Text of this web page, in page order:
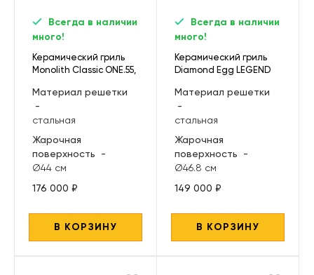
Всегда в наличии
много!
Керамический гриль
Monolith Classic ONE.55,
Материал решетки
-
стальная
Жарочная
поверхность
-
Ø44 см
176 000 ₽
В КОРЗИНУ
Всегда в наличии
много!
Керамический гриль
Diamond Egg LEGEND
Материал решетки
-
стальная
Жарочная
поверхность
-
Ø46.8 см
149 000 ₽
В КОРЗИНУ